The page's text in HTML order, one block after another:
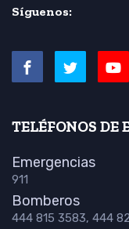
Síguenos:
TELÉFONOS DE
Emergencias
911
Bomberos
444 815 3583, 444